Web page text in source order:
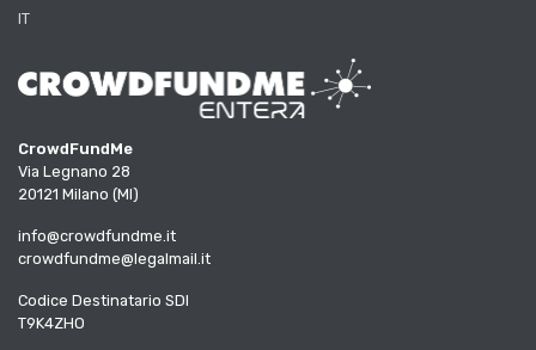
IT
CrowdFundMe
Via Legnano 28
20121 Milano (MI)
info@crowdfundme.it
crowdfundme@legalmail.it
Codice Destinatario SDI
T9K4ZHO